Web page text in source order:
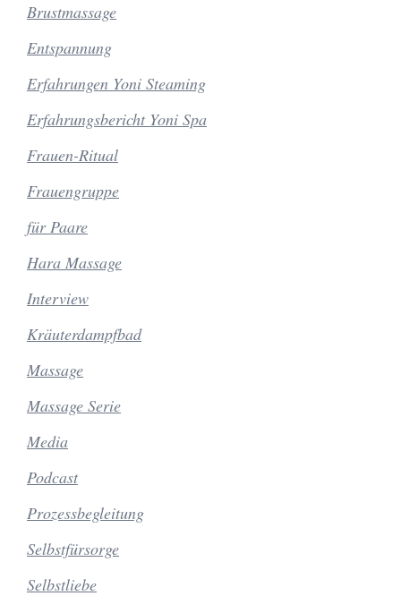
Brustmassage
Entspannung
Erfahrungen Yoni Steaming
Erfahrungsbericht Yoni Spa
Frauen-Ritual
Frauengruppe
für Paare
Hara Massage
Interview
Kräuterdampfbad
Massage
Massage Serie
Media
Podcast
Prozessbegleitung
Selbstfürsorge
Selbstliebe